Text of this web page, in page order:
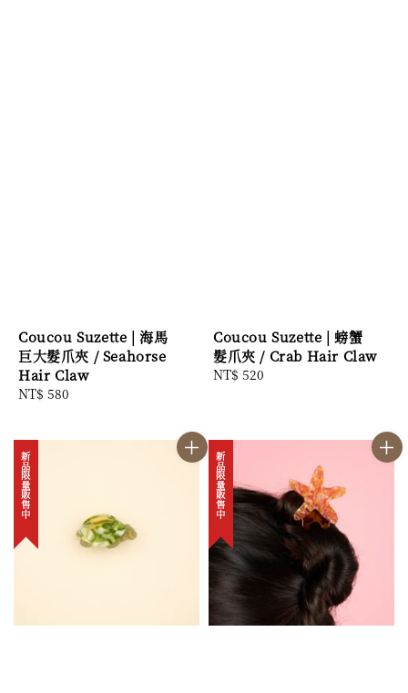
Coucou Suzette | 海馬
巨大髮爪夾 / Seahorse
Hair Claw
Regular
NT$ 580
Coucou Suzette | 螃蟹
髮爪夾 / Crab Hair Claw
Regular
NT$ 520
新品限量販售中 新品限量販售中